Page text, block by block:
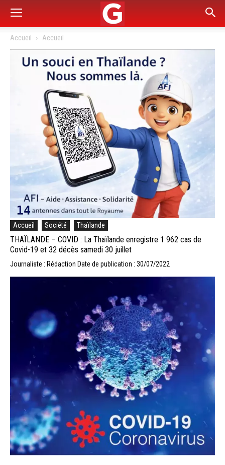
Accueil Accueil
Accueil Société Thaïlande
THAÏLANDE – COVID : La Thaïlande enregistre 1 962 cas de
Covid-19 et 32 décès samedi 30 juillet
Journaliste : Rédaction Date de publication : 30/07/2022